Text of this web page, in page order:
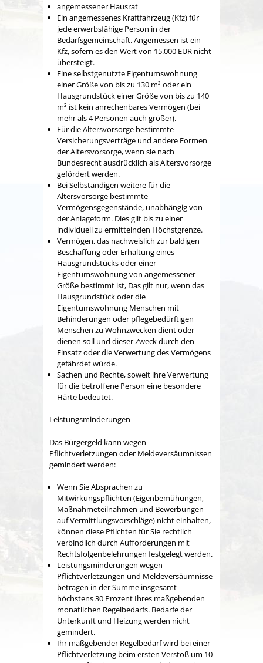
angemessener Hausrat
Ein angemessenes Kraftfahrzeug (Kfz) für
jede erwerbsfähige Person in der
Bedarfsgemeinschaft. Angemessen ist ein
Kfz, sofern es den Wert von 15.000 EUR nicht
übersteigt.
Eine selbstgenutzte Eigentumswohnung
einer Größe von bis zu 130 m² oder ein
Hausgrundstück einer Größe von bis zu 140
m² ist kein anrechenbares Vermögen (bei
mehr als 4 Personen auch größer).
Für die Altersvorsorge bestimmte
Versicherungsverträge und andere Formen
der Altersvorsorge, wenn sie nach
Bundesrecht ausdrücklich als Altersvorsorge
gefördert werden.
Bei Selbständigen weitere für die
Altersvorsorge bestimmte
Vermögensgegenstände, unabhängig von
der Anlageform. Dies gilt bis zu einer
individuell zu ermittelnden Höchstgrenze.
Vermögen, das nachweislich zur baldigen
Beschaffung oder Erhaltung eines
Hausgrundstücks oder einer
Eigentumswohnung von angemessener
Größe bestimmt ist, Das gilt nur, wenn das
Hausgrundstück oder die
Eigentumswohnung Menschen mit
Behinderungen oder pflegebedürftigen
Menschen zu Wohnzwecken dient oder
dienen soll und dieser Zweck durch den
Einsatz oder die Verwertung des Vermögens
gefährdet würde.
Sachen und Rechte, soweit ihre Verwertung
für die betroffene Person eine besondere
Härte bedeutet.
Leistungsminderungen
Das Bürgergeld kann wegen
Pflichtverletzungen oder Meldeversäumnissen
gemindert werden:
Wenn Sie Absprachen zu
Mitwirkungspflichten (Eigenbemühungen,
Maßnahmeteilnahmen und Bewerbungen
auf Vermittlungsvorschläge) nicht einhalten,
können diese Pflichten für Sie rechtlich
verbindlich durch Aufforderungen mit
Rechtsfolgenbelehrungen festgelegt werden.
Leistungsminderungen wegen
Pflichtverletzungen und Meldeversäumnisse
betragen in der Summe insgesamt
höchstens 30 Prozent Ihres maßgebenden
monatlichen Regelbedarfs. Bedarfe der
Unterkunft und Heizung werden nicht
gemindert.
Ihr maßgebender Regelbedarf wird bei einer
Pflichtverletzung beim ersten Verstoß um 10